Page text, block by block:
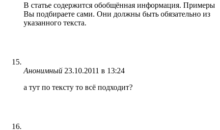
В статье содержится обобщённая информация. Примеры
Вы подбираете сами. Они должны быть обязательно из
указанного текста.
Анонимный 23.10.2011 в 13:24
а тут по тексту то всё подходит?